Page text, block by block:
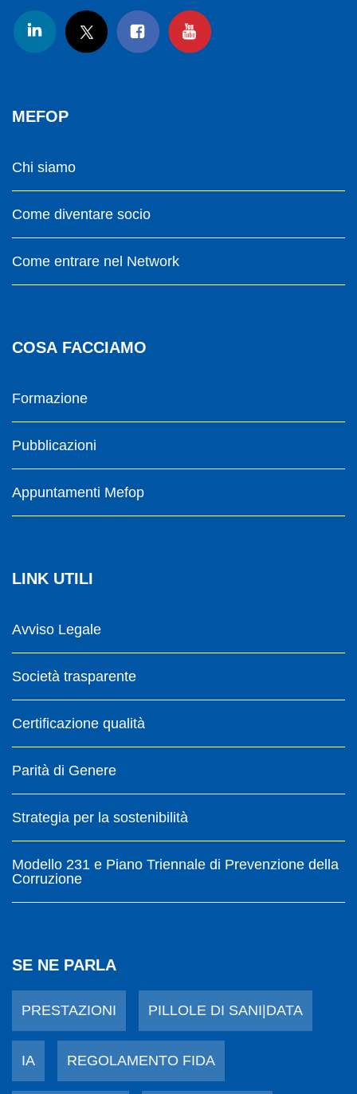
MEFOP
Chi siamo
Come diventare socio
Come entrare nel Network
COSA FACCIAMO
Formazione
Pubblicazioni
Appuntamenti Mefop
LINK UTILI
Avviso Legale
Società trasparente
Certificazione qualità
Parità di Genere
Strategia per la sostenibilità
Modello 231 e Piano Triennale di Prevenzione della
Corruzione
SE NE PARLA
PRESTAZIONI PILLOLE DI SANI|DATA
IA REGOLAMENTO FIDA